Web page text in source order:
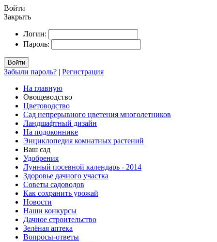
Войти
Закрыть
Логин:
Пароль:
Войти
Забыли пароль? | Регистрация
На главную
Овощеводство
Цветоводство
Сад непрерывного цветения многолетников
Ландшафтный дизайн
На подоконнике
Энциклопедия комнатных растений
Ваш сад
Удобрения
Лунный посевной календарь - 2014
Здоровье дачного участка
Советы садоводов
Как сохранить урожай
Новости
Наши конкурсы
Дачное строительство
Зелёная аптека
Вопросы-ответы